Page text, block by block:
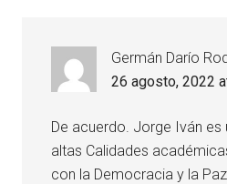
Germán Darío
26 agosto, 2022
De acuerdo. Jorge Iván es
altas Calidades
con la Democracia y la Paz.